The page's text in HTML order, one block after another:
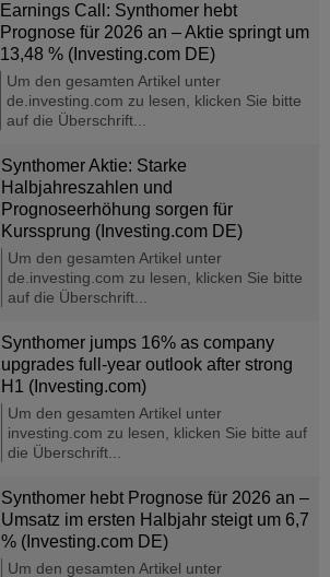
Earnings Call: Synthomer hebt
Prognose für 2026 an – Aktie springt um
13,48 % (Investing.com DE)
Um den gesamten Artikel unter
de.investing.com zu lesen, klicken Sie bitte
auf die Überschrift...
Synthomer Aktie: Starke
Halbjahreszahlen und
Prognoseerhöhung sorgen für
Kurssprung (Investing.com DE)
Um den gesamten Artikel unter
de.investing.com zu lesen, klicken Sie bitte
auf die Überschrift...
Synthomer jumps 16% as company
upgrades full-year outlook after strong
H1 (Investing.com)
Um den gesamten Artikel unter
investing.com zu lesen, klicken Sie bitte auf
die Überschrift...
Synthomer hebt Prognose für 2026 an –
Umsatz im ersten Halbjahr steigt um 6,7
% (Investing.com DE)
Um den gesamten Artikel unter